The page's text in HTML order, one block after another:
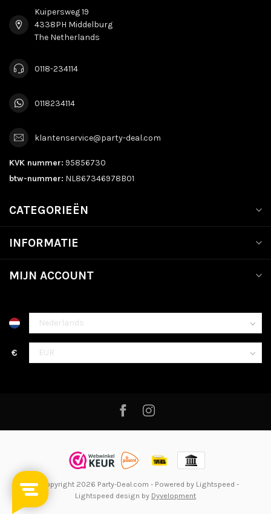
Kuipersweg 19
4338PH Middelburg
The Netherlands
0118-234114
0118234114
klantenservice@party-deal.com
KVK nummer: 95856730
btw-nummer: NL867346978B01
CATEGORIEËN
INFORMATIE
MIJN ACCOUNT
€
© Copyright 2026 Party-Deal.com - Powered by Lightspeed -
Lightspeed design by Dyvelopment